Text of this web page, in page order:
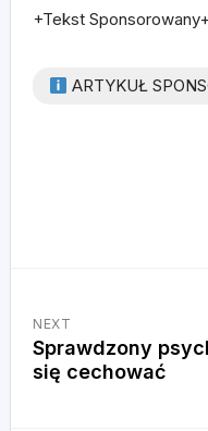
+Tekst Sponsorowany+
ARTYKUŁ
NEXT
Sprawdzony
się cechować